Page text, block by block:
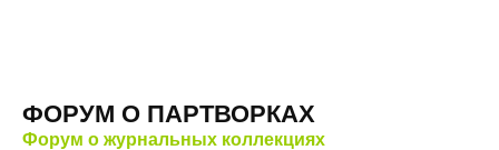
ФОРУМ О ПАРТВОРКАХ
Форум о журнальных коллекциях